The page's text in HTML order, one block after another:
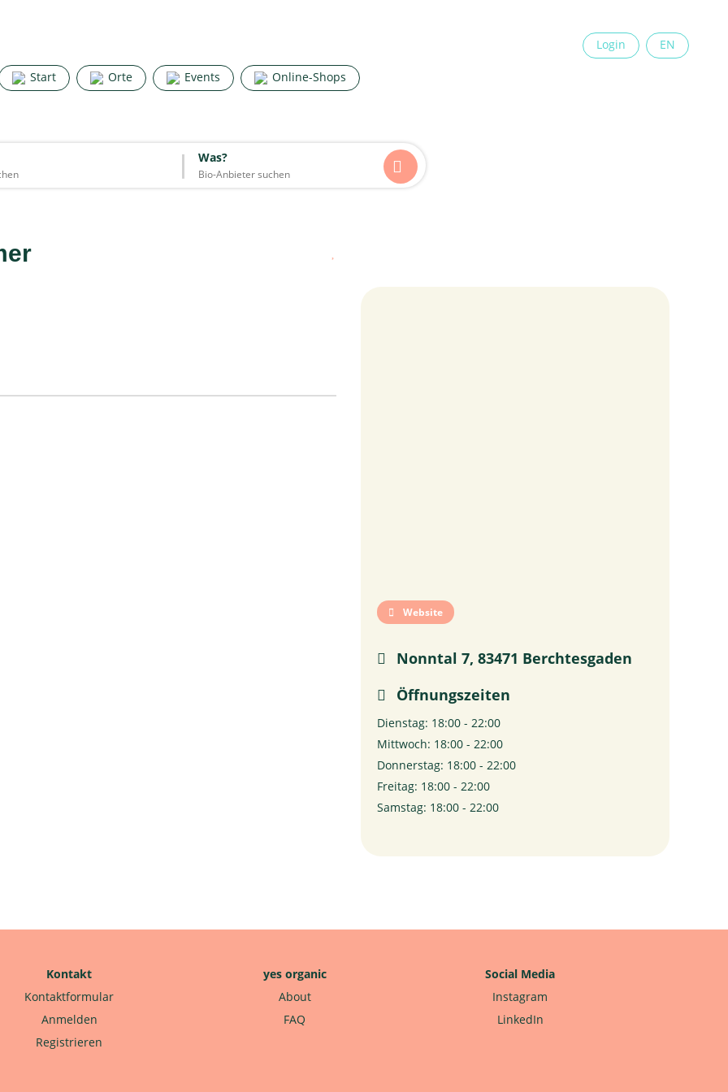
Start Orte Events Online-Shops
Login EN
Was?
×
Start Orte Events Online-Shops
Was?
Website
Nonntal 7, 83471 Berchtesgaden
Öffnungszeiten
Dienstag: 18:00 - 22:00
Mittwoch: 18:00 - 22:00
Donnerstag: 18:00 - 22:00
Freitag: 18:00 - 22:00
Samstag: 18:00 - 22:00
Kontakt
Kontaktformular
Anmelden
Registrieren
yes organic
About
FAQ
Social Media
Instagram
LinkedIn